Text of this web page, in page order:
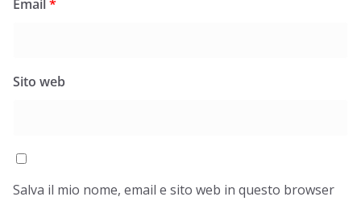
Email *
Sito web
Salva il mio nome, email e sito web in questo browser